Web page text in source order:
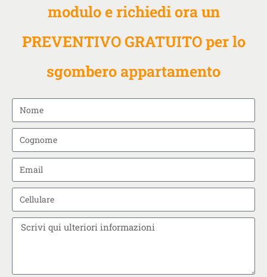
modulo e richiedi ora un
PREVENTIVO GRATUITO per lo
sgombero appartamento